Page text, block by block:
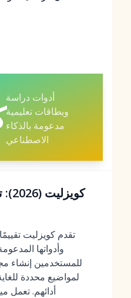
أدوات دراسة
وبطاقات تعليمية
مدعومة بالذكاء
الاصطناعي
تقدم كويزليت
وأدواتها
للمستخدمين إنشاء
لمواضيع محددة
أدائهم. تعمل